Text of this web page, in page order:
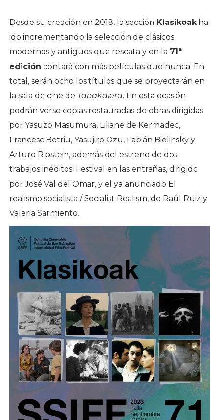
Desde su creación en 2018, la sección Klasikoakha
ido incrementando la selección de clásicos
modernos y antiguos que rescata y en la 71ª
edición contará con más películas que nunca. En
total, serán ocho los títulos que se proyectarán en
la sala de cine de Tabakalera. En esta ocasión
podrán verse copias restauradas de obras dirigidas
por Yasuzo Masumura, Liliane de Kermadec,
Francesc Betriu, Yasujiro Ozu, Fabián Bielinsky y
Arturo Ripstein, además del estreno de dos
trabajos inéditos: Festival en las entrañas, dirigido
por José Val del Omar, y el ya anunciado El
realismo socialista / Socialist Realism, de Raúl Ruiz y
Valeria Sarmiento.